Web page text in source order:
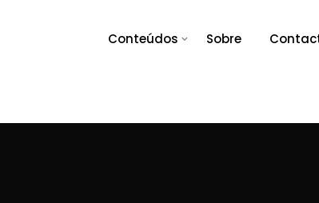
Conteúdos Sobre